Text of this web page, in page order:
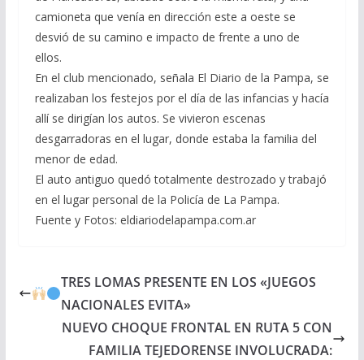
camioneta que venía en dirección este a oeste se
desvió de su camino e impacto de frente a uno de
ellos.
En el club mencionado, señala El Diario de la Pampa, se
realizaban los festejos por el día de las infancias y hacía
allí se dirigían los autos. Se vivieron escenas
desgarradoras en el lugar, donde estaba la familia del
menor de edad.
El auto antiguo quedó totalmente destrozado y trabajó
en el lugar personal de la Policía de La Pampa.
Fuente y Fotos: eldiariodelapampa.com.ar
TRES LOMAS PRESENTE EN LOS «JUEGOS
NACIONALES EVITA»
NUEVO CHOQUE FRONTAL EN RUTA 5 CON
FAMILIA TEJEDORENSE INVOLUCRADA: